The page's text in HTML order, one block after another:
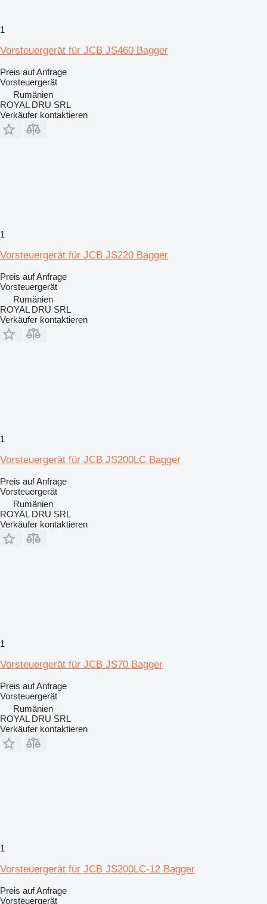
1
Vorsteuergerät für JCB JS460 Bagger
Preis auf Anfrage
Vorsteuergerät
Rumänien
ROYAL DRU SRL
Verkäufer kontaktieren
1
Vorsteuergerät für JCB JS220 Bagger
Preis auf Anfrage
Vorsteuergerät
Rumänien
ROYAL DRU SRL
Verkäufer kontaktieren
1
Vorsteuergerät für JCB JS200LC Bagger
Preis auf Anfrage
Vorsteuergerät
Rumänien
ROYAL DRU SRL
Verkäufer kontaktieren
1
Vorsteuergerät für JCB JS70 Bagger
Preis auf Anfrage
Vorsteuergerät
Rumänien
ROYAL DRU SRL
Verkäufer kontaktieren
1
Vorsteuergerät für JCB JS200LC-12 Bagger
Preis auf Anfrage
Vorsteuergerät